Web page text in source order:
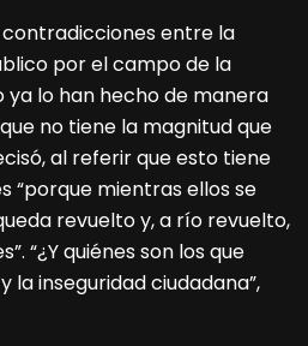
contradicciones entre la
por el campo de la
ya lo han hecho de manera
no tiene la magnitud que
al referir que esto tiene
“porque mientras ellos se
revuelto y, a río revuelto,
“¿Y quiénes son los que
la inseguridad ciudadana”,